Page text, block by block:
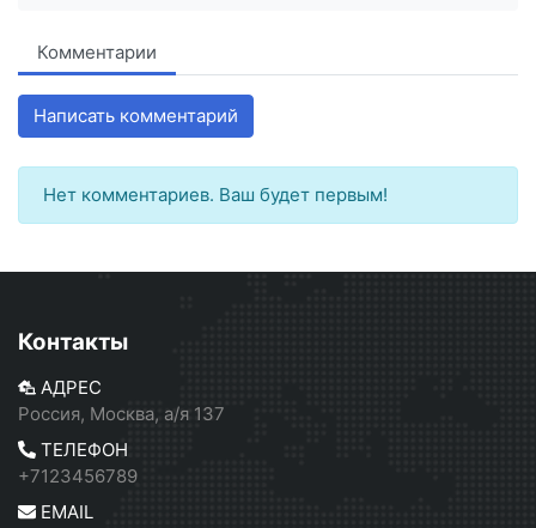
Комментарии
Написать комментарий
Нет комментариев. Ваш будет первым!
Контакты
АДРЕС
Россия, Москва, а/я 137
ТЕЛЕФОН
+7123456789
EMAIL